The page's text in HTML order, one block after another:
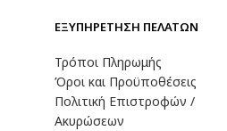
ΕΞΥΠΗΡΕΤΗΣΗ ΠΕΛΑΤΩΝ
Τρόποι Πληρωμής
Όροι και Προϋποθέσεις
Πολιτική Επιστροφών /
Ακυρώσεων